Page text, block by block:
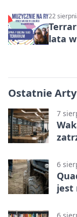
22
lata
Ostatnie
7
6
jest